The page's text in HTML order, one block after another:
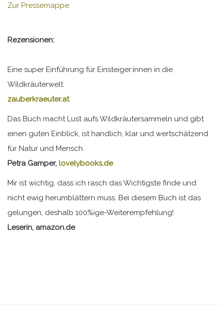
Zur Pressemappe
Rezensionen:
Eine super Einführung für Einsteiger:innen in die
Wildkräuterwelt.
zauberkraeuter.at
Das Buch macht Lust aufs Wildkräutersammeln und gibt
einen guten Einblick, ist handlich, klar und wertschätzend
für Natur und Mensch.
Petra Gamper, lovelybooks.de
Mir ist wichtig, dass ich rasch das Wichtigste finde und
nicht ewig herumblättern muss. Bei diesem Buch ist das
gelungen, deshalb 100%ige-Weiterempfehlung!
Leserin, amazon.de